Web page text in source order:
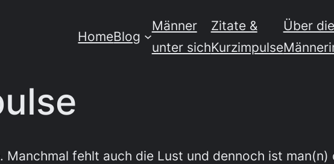
HomeBlog
Männer
unter sich
Zitate &
Kurzimpulse
Über die
fehlt auch die Lust und dennoch ist